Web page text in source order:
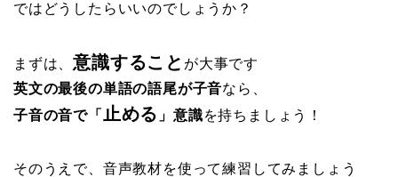
ではどうしたらいいのでしょうか？
まずは、意識すること が大事です
英文の最後の単語の語尾が子音なら、
子音の音で「 止める 」意識を持ちましょう！
そのうえで、音声教材を使って練習してみましょう